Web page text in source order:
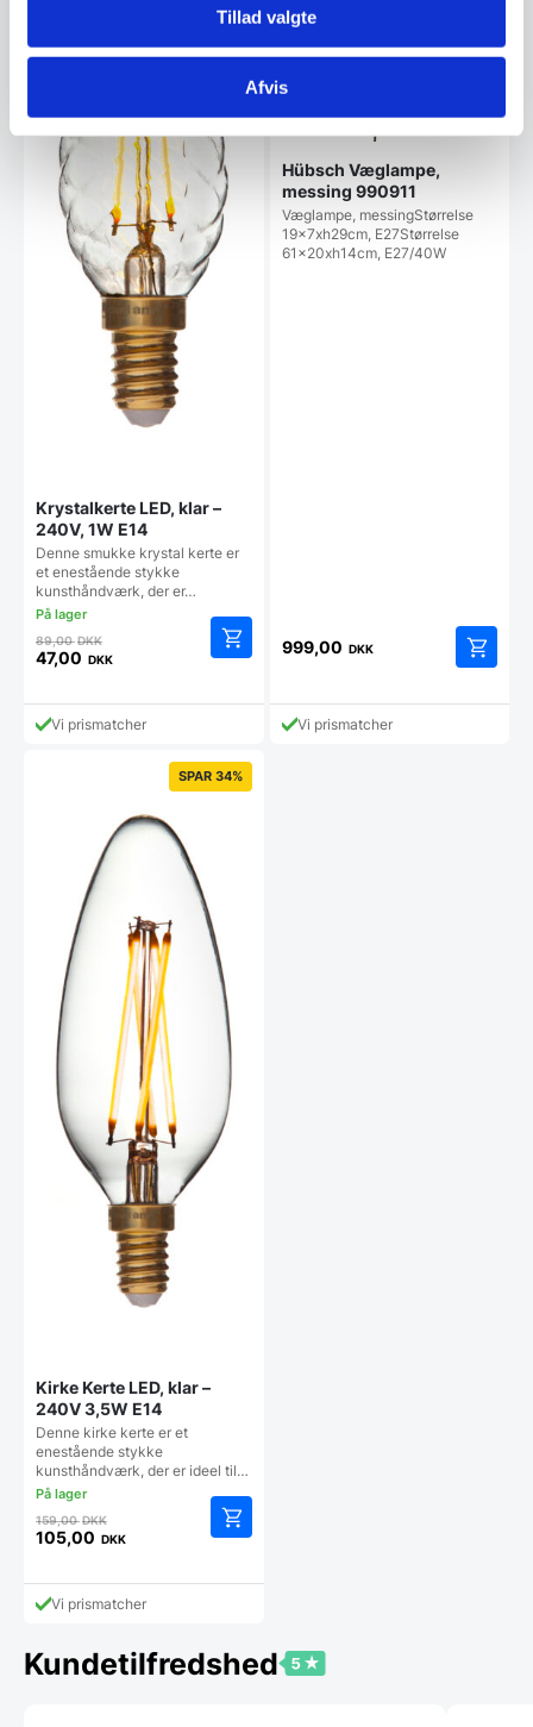
Tillad valgte
Afvis
Krystalkerte LED, klar –
240V, 1W E14
Denne smukke krystal kerte er
et enestående stykke
kunsthåndværk, der er…
89,00DKKDen
oprindelige
var:
89,00 DKK.
47,00 DKK
aktuelle
prisVi prismatcher
Hübsch Væglampe,
messing 990911
Væglampe, messingStørrelse
19x7xh29cm, E27Størrelse
61x20xh14cm, E27/40W
999,00 DKK
Vi prismatcher
SPAR 34%
Kirke Kerte LED, klar –
240V 3,5W E14
Denne kirke kerte er et
enestående stykke
kunsthåndværk, der er ideel til…
159,00DKKDen
oprindelige
var:
159,00 DKK.
105,00 DKK
aktuelle
prisVi prismatcher
Kundetilfredshed